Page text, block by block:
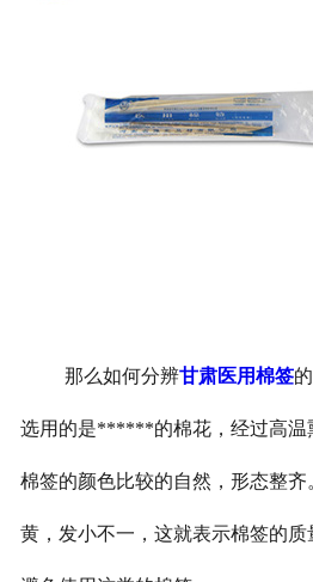
那么如何分辨甘肃医用棉签
选用的是******的棉花，经过高温
棉签的颜色比较的自然，形态整
黄，发小不一，这就表示棉签的